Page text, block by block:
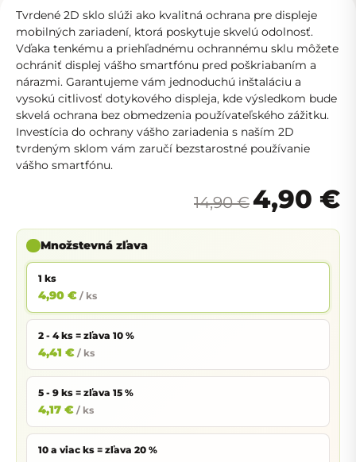
Tvrdené 2D sklo slúži ako kvalitná ochrana pre displeje
mobilných zariadení, ktorá poskytuje skvelú odolnosť.
Vďaka tenkému a priehľadnému ochrannému sklu môžete
ochrániť displej vášho smartfónu pred poškriabaním a
nárazmi. Garantujeme vám jednoduchú inštaláciu a
vysokú citlivosť dotykového displeja, kde výsledkom bude
skvelá ochrana bez obmedzenia používateľského zážitku.
Investícia do ochrany vášho zariadenia s naším 2D
tvrdeným sklom vám zaručí bezstarostné používanie
vášho smartfónu.
14,90 €4,90 €
Množstevná zľava
1 ks
4,90 € / ks
2 - 4 ks = zľava 10 %
4,41 € / ks
5 - 9 ks = zľava 15 %
4,17 € / ks
10 a viac ks = zľava 20 %